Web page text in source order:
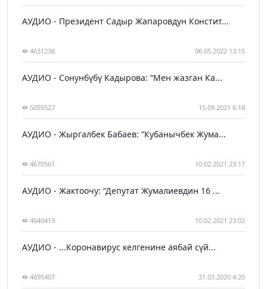
АУДИО - Президент Садыр Жапаровдун Констит...
4631238 06.05.2022 13:15
АУДИО - Сонунбүбү Кадырова: “Мен жазган Ка...
5055527 15.09.2021 6:18
АУДИО - Жыргалбек Бабаев: “Кубанычбек Жума...
4670561 10.02.2021 23:17
АУДИО - Жактоочу: “Депутат Жумалиевдин 16 ...
4640413 10.02.2021 23:02
АУДИО - ...Коронавирус келгенине аябай сүй...
4695407 31.03.2020 4:20